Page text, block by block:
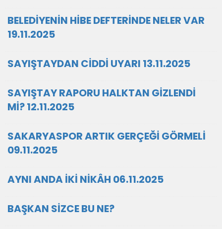
BELEDİYENİN HİBE DEFTERİNDE NELER VAR
19.11.2025
SAYIŞTAYDAN CİDDİ UYARI 13.11.2025
SAYIŞTAY RAPORU HALKTAN GİZLENDİ
Mİ? 12.11.2025
SAKARYASPOR ARTIK GERÇEĞİ GÖRMELİ
09.11.2025
AYNI ANDA İKİ NİKÂH 06.11.2025
BAŞKAN SİZCE BU NE?